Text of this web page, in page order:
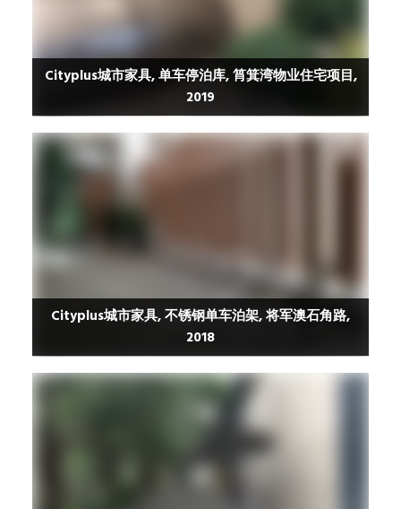
Cityplus城市家具, 单车停泊库, 筲箕湾物业住宅项目,
2019
Cityplus城市家具, 不锈钢单车泊架, 将军澳石角路,
2018